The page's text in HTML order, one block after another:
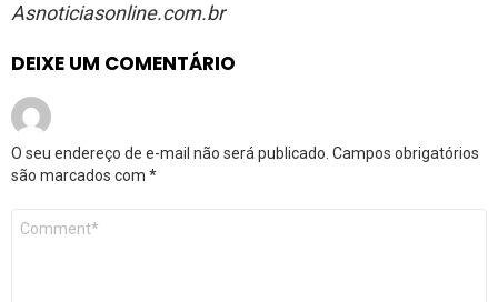
Asnoticiasonline.com.br
DEIXE UM COMENTÁRIO
O seu endereço de e-mail não será publicado. Campos obrigatórios
são marcados com *
Comentário